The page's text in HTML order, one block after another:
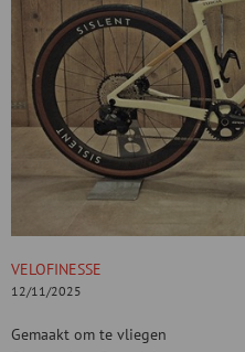
VELOFINESSE
12/11/2025
Gemaakt om te vliegen